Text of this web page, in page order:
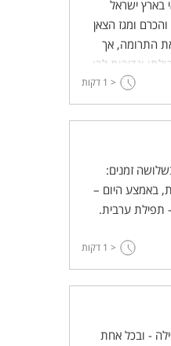
בארץ ישראל
ומגז הצאן
התרומה, אך
ונדיבות לבו
< 1 דקות
זמנים:
באמצע היום –
תפילת ערבית.
< 1 דקות
- ובכל אחת